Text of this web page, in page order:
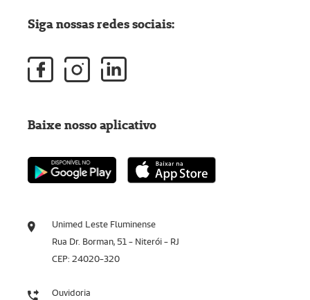
Unimed Leste Fluminense
Rua Dr. Borman, 51 - Niterói - RJ
CEP: 24020-320
Ouvidoria
Siga nossas redes sociais:
Baixe nosso aplicativo